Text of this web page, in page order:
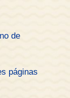
de
páginas